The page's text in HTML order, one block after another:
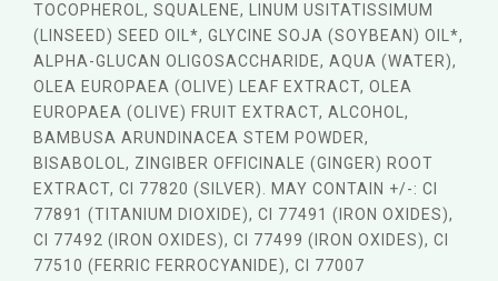
TOCOPHEROL, SQUALENE, LINUM USITATISSIMUM
(LINSEED) SEED OIL*, GLYCINE SOJA (SOYBEAN) OIL*,
ALPHA-GLUCAN OLIGOSACCHARIDE, AQUA (WATER),
OLEA EUROPAEA (OLIVE) LEAF EXTRACT, OLEA
EUROPAEA (OLIVE) FRUIT EXTRACT, ALCOHOL,
BAMBUSA ARUNDINACEA STEM POWDER,
BISABOLOL, ZINGIBER OFFICINALE (GINGER) ROOT
EXTRACT, CI 77820 (SILVER). MAY CONTAIN +/-: CI
77891 (TITANIUM DIOXIDE), CI 77491 (IRON OXIDES),
CI 77492 (IRON OXIDES), CI 77499 (IRON OXIDES), CI
77510 (FERRIC FERROCYANIDE), CI 77007